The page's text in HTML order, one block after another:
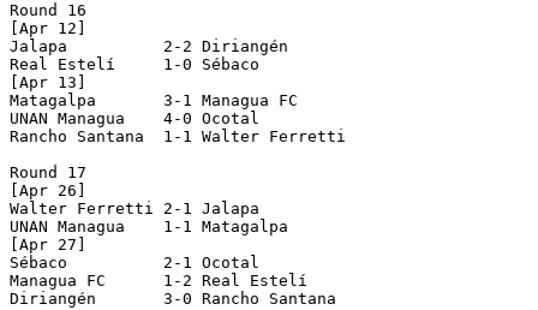
Round 16
[Apr 12]
Jalapa          2-2 Diriangén
Real Estelí     1-0 Sébaco
[Apr 13]
Matagalpa       3-1 Managua FC
UNAN Managua    4-0 Ocotal
Rancho Santana  1-1 Walter Ferretti
Round 17
[Apr 26]
Walter Ferretti 2-1 Jalapa
UNAN Managua    1-1 Matagalpa
[Apr 27]
Sébaco          2-1 Ocotal
Managua FC      1-2 Real Estelí
Diriangén       3-0 Rancho Santana